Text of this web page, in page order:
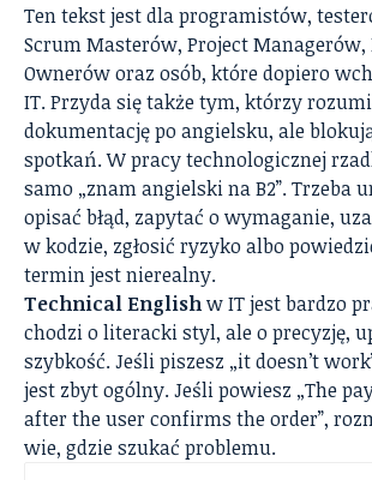
Ten tekst jest dla programistów,
Scrum Masterów, Project Managerów,
Ownerów oraz osób, które dopiero
IT. Przyda się także tym, którzy
dokumentację po angielsku, ale
spotkań. W pracy technologicznej
samo „znam angielski na B2”. Trzeba
opisać błąd, zapytać o wymaganie,
w kodzie, zgłosić ryzyko albo
termin jest nierealny.
Technical Englishw IT jest bardzo
chodzi o literacki styl, ale o precyzję,
szybkość. Jeśli piszesz „it doesn’t
jest zbyt ogólny. Jeśli powiesz „The
after the user confirms the order”,
wie, gdzie szukać problemu.